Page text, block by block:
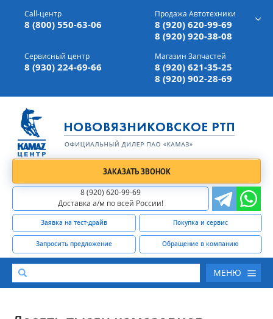
г. Вязники,ул. Механизаторов, д 90
Доставка а/м,по всей России
Call-центр
8 (800) 550-63-06
Продажа Автотехники
8 (920) 620-99-69
8 (920) 920-38-08
Сервисный центр
8 (930) 224-69-66
Магазин Запчастей
8 (920) 621-35-25
8 (920) 902-28-69
ЗАКАЗАТЬ ЗВОНОК
8 (920) 620-99-69
Доставка а/м по всей России!
Заявка на тест-драйв Покупка и сервис
Запросить предложение Обращение в компанию
МЕНЮ